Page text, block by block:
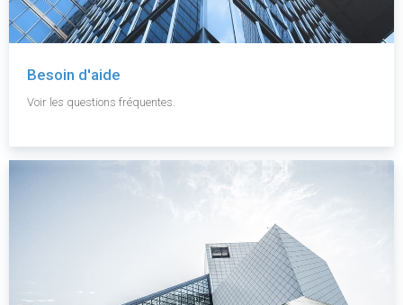
Besoin d'aide
Voir les questions fréquentes.